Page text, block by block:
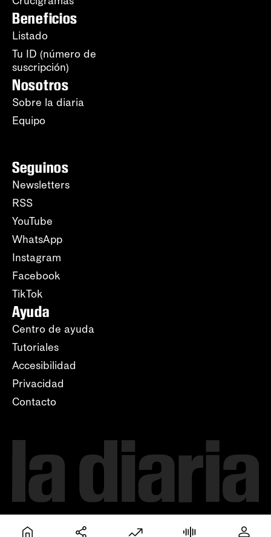
Beneficios
Listado
Tu ID (número de
suscripción)
Nosotros
Sobre la diaria
Equipo
Seguinos
Newsletters
RSS
YouTube
WhatsApp
Instagram
Facebook
TikTok
Ayuda
Centro de ayuda
Tutoriales
Accesibilidad
Privacidad
Contacto